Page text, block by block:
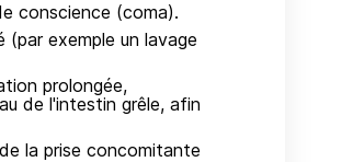
conscience (coma).
exemple un lavage
prolongée,
de l'intestin grêle, afin
la prise concomitante